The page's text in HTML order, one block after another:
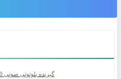
گیرنده بلوتوثی صوتی v5.0 مدل RT08